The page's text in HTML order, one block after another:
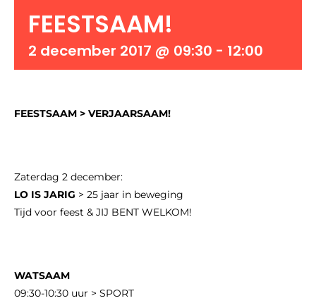
FEESTSAAM!
2 december 2017 @ 09:30 - 12:00
FEESTSAAM > VERJAARSAAM!
Zaterdag 2 december:
LO IS JARIG > 25 jaar in beweging
Tijd voor feest & JIJ BENT WELKOM!
WATSAAM
09:30-10:30 uur > SPORT